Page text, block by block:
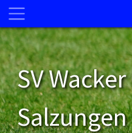
SV
Salzungen